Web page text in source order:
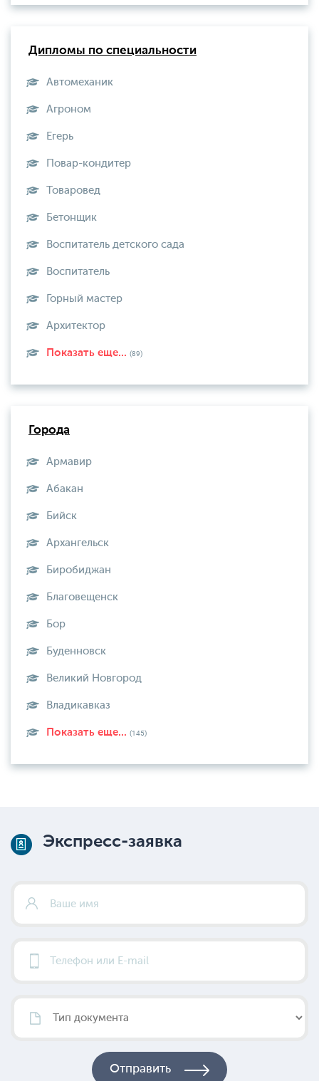
Дипломы по специальности
Автомеханик
Агроном
Егерь
Повар-кондитер
Товаровед
Бетонщик
Воспитатель детского сада
Воспитатель
Горный мастер
Архитектор
Показать еще... (89)
Города
Армавир
Абакан
Бийск
Архангельск
Биробиджан
Благовещенск
Бор
Буденновск
Великий Новгород
Владикавказ
Показать еще... (145)
Экспресс-заявка